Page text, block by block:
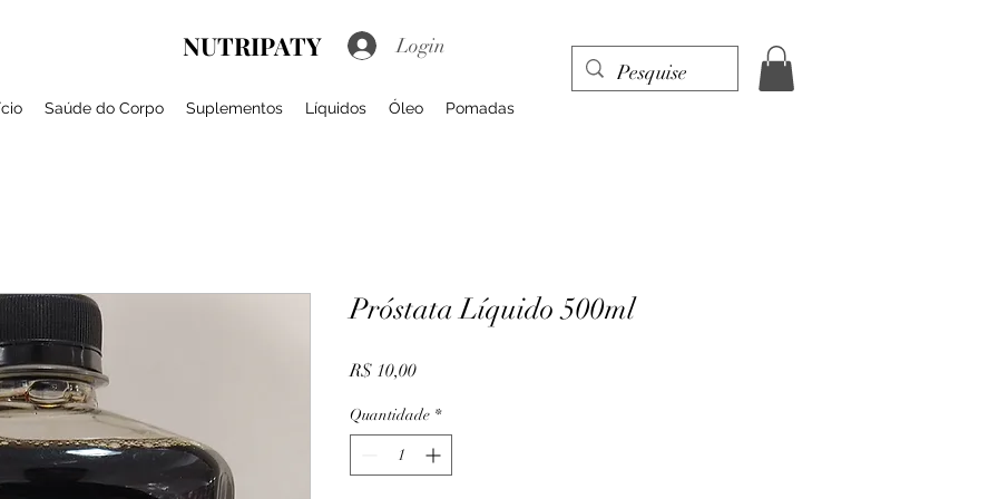
NUTRIPATY Login
Saúde do Corpo Suplementos Líquidos Óleo Pomadas
Próstata Líquido 500ml
R$ 10,00Preço
Quantidade *